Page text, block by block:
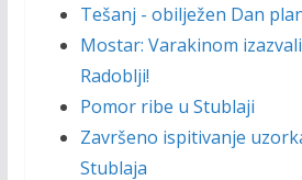
Tešanj - obilježen Dan
Mostar: Varakinom
Radoblji!
Pomor ribe u Stublaji
Završeno ispitivanje
Stublaja